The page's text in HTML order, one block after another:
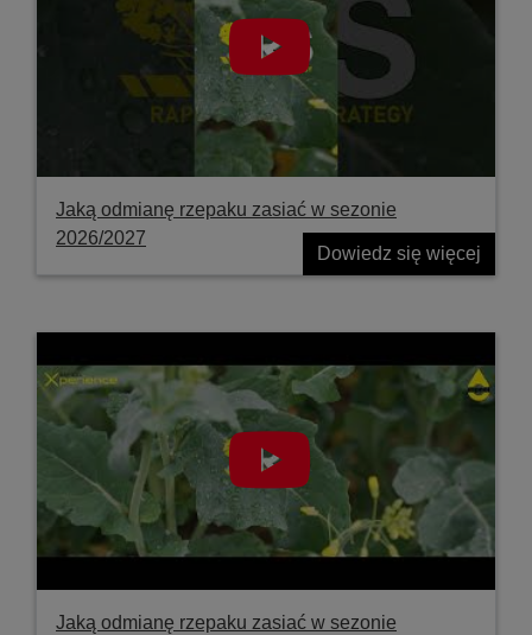
Jaką odmianę rzepaku zasiać w sezonie
2026/2027
Dowiedz się więcej
Jaką odmianę rzepaku zasiać w sezonie